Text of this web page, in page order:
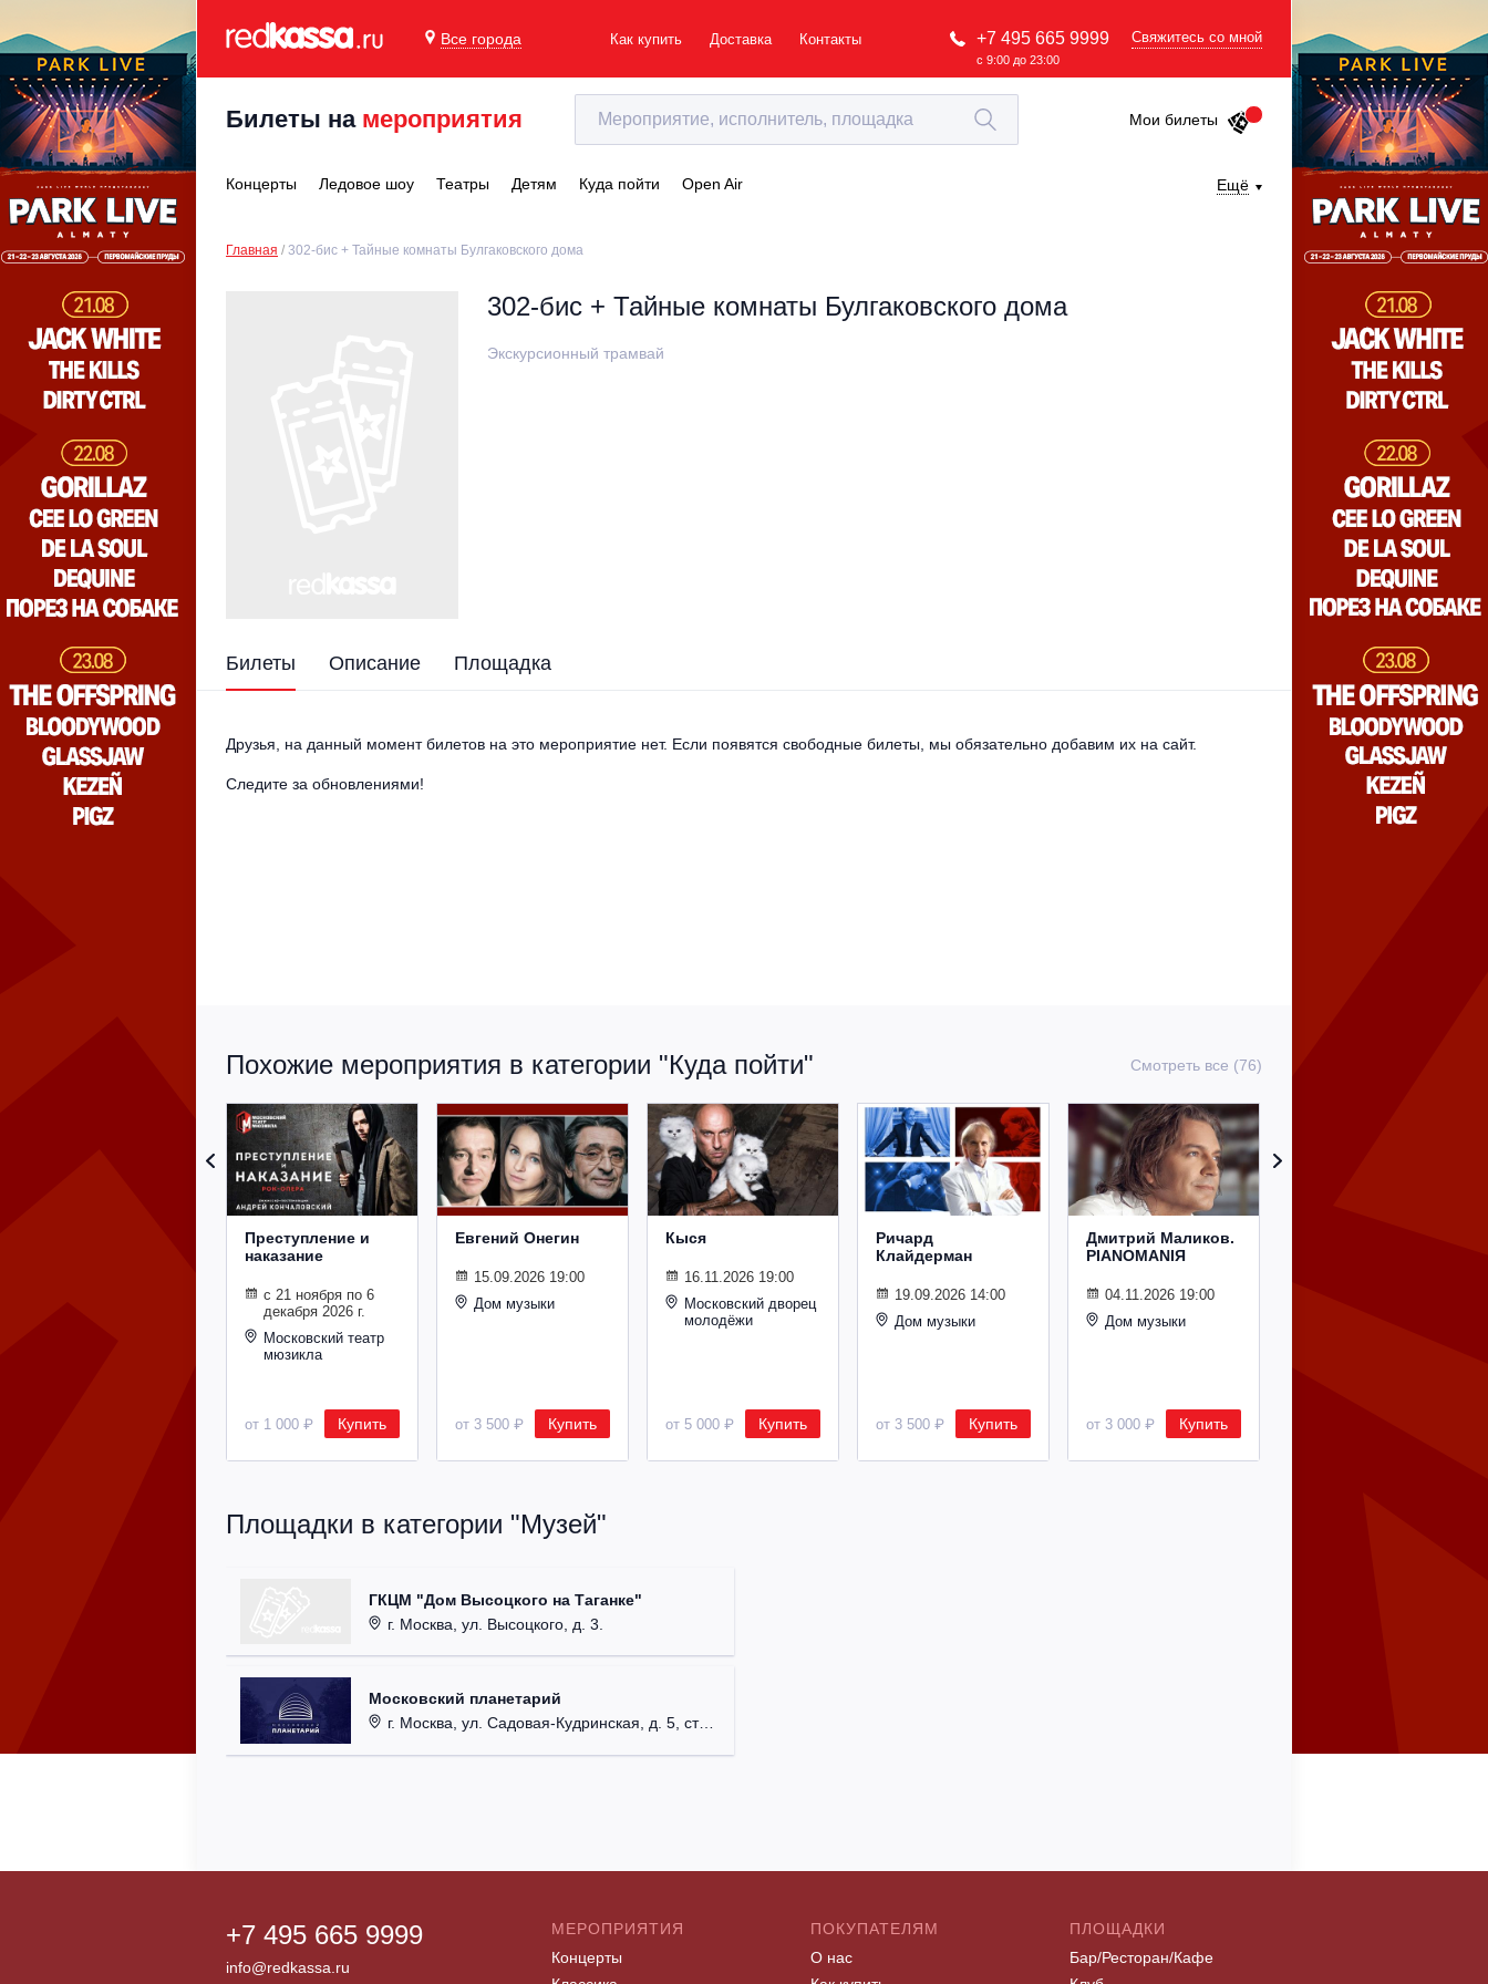
Все города Как купить Доставка Контакты +7 495 665 9999
с 9:00 до 23:00
Свяжитесь со мной
Билеты на мероприятия Мои билеты
Концерты Ледовое шоу Театры Детям Куда пойти Open Air Ещё
Главная 302-бис + Тайные комнаты Булгаковского дома
302-бис + Тайные комнаты Булгаковского дома
Экскурсионный трамвай
Билеты Описание Площадка
Друзья, на данный момент билетов на это мероприятие нет. Если появятся свободные билеты, мы обязательно добавим их на сайт.
Следите за обновлениями!
Похожие мероприятия в категории "Куда пойти" Смотреть все (76)
Преступление и
наказание
с 21 ноября по 6
декабря 2026 г.
Московский театр
мюзикла
от 1 000 ₽ Купить
Евгений Онегин
15.09.2026 19:00
Дом музыки
от 3 500 ₽ Купить
Кыся
16.11.2026 19:00
Московский дворец
молодёжи
от 5 000 ₽ Купить
Ричард
Клайдерман
19.09.2026 14:00
Дом музыки
от 3 500 ₽ Купить
Дмитрий Маликов.
PIANOMANIЯ
04.11.2026 19:00
Дом музыки
от 3 000 ₽ Купить
Площадки в категории "Музей"
ГКЦМ "Дом Высоцкого на Таганке"
г. Москва, ул. Высоцкого, д. 3.
Московский планетарий
г. Москва, ул. Садовая-Кудринская, д. 5, стр. 1.
+7 495 665 9999
info@redkassa.ru
МЕРОПРИЯТИЯ
Концерты
ПОКУПАТЕЛЯМ
О нас
ПЛОЩАДКИ
Бар/Ресторан/Кафе